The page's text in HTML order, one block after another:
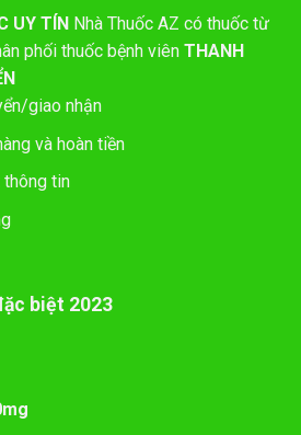
UY TÍN Nhà Thuốc AZ có thuốc từ
phối thuốc bệnh viên THANH
giao nhận
và hoàn tiền
thông tin
biệt 2023